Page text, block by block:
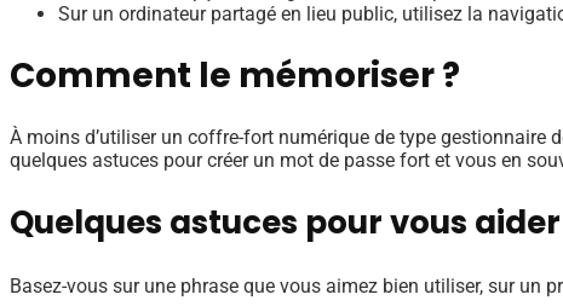
Sur un ordinateur partagé en lieu public, utilisez la
Comment le mémoriser ?
À moins d’utiliser un coffre-fort numérique de type gestionnaire
quelques astuces pour créer un mot de passe fort et vous en
Quelques astuces pour vous aider
Basez-vous sur une phrase que vous aimez bien utiliser, sur un